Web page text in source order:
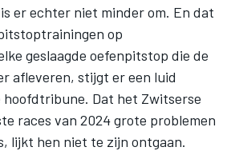
er echter niet minder om. En dat
op
geslaagde oefenpitstop die de
afleveren, stijgt er een luid
hoofdtribune. Dat het Zwitserse
races van 2024 grote problemen
lijkt hen niet te zijn ontgaan.